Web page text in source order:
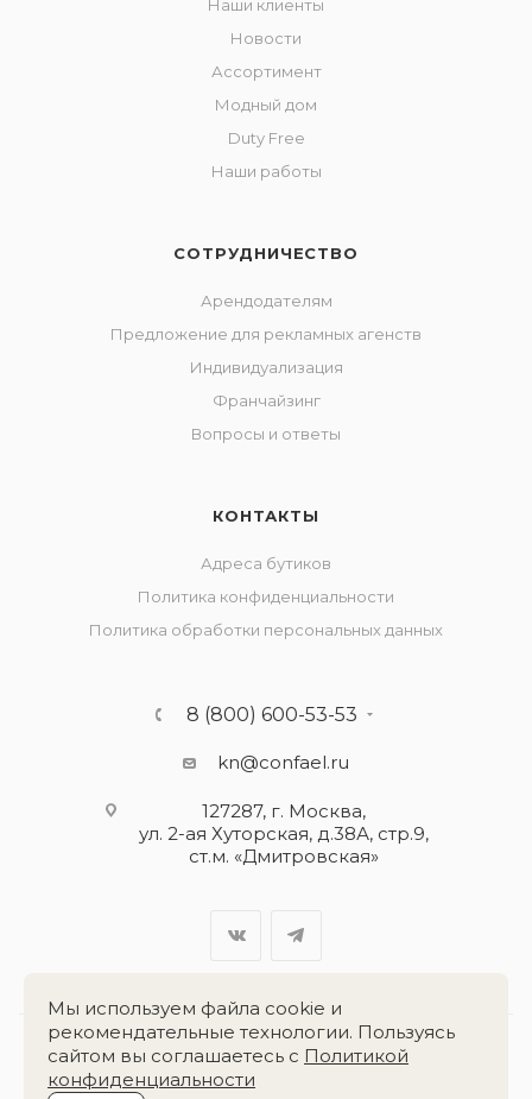
Наши клиенты
Новости
Ассортимент
Модный дом
Duty Free
Наши работы
СОТРУДНИЧЕСТВО
Арендодателям
Предложение для рекламных агенств
Индивидуализация
Франчайзинг
Вопросы и ответы
КОНТАКТЫ
Адреса бутиков
Политика конфиденциальности
Политика обработки персональных данных
8 (800) 600-53-53
kn@confael.ru
127287, г. Москва,
ул. 2-ая Хуторская, д.38А, стр.9,
ст.м. «Дмитровская»
Разработка сайта:
Мы используем файла cookie и
рекомендательные технологии. Пользуясь
сайтом вы соглашаетесь с Политикой
конфиденциальности